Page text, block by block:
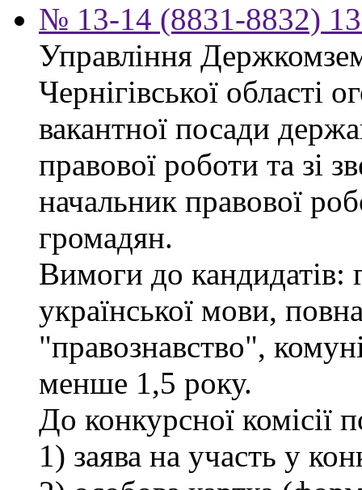
№ 13-14 (8831-8832)
Управління
Чернігівської області
вакантної посади
правової роботи та зі
начальник правової
громадян.
Вимоги до кандидатів:
української мови,
"правознавство",
менше 1,5 року.
До конкурсної комісії
1) заява на участь у